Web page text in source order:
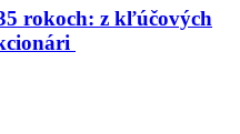
rokoch: z kľúčových